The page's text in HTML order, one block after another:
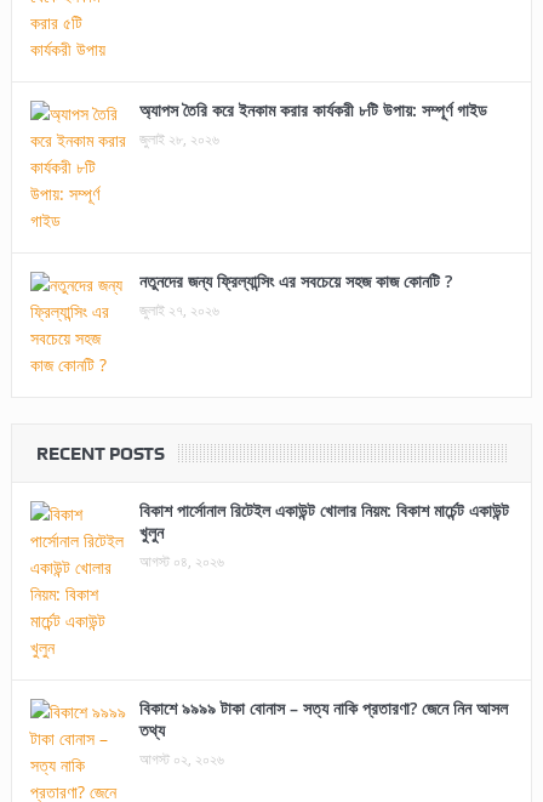
অ্যাপস তৈরি করে ইনকাম করার কার্যকরী ৮টি উপায়: সম্পূর্ণ গাইড
জুলাই ২৮, ২০২৬
নতুনদের জন্য ফ্রিল্যান্সিং এর সবচেয়ে সহজ কাজ কোনটি ?
জুলাই ২৭, ২০২৬
RECENT POSTS
বিকাশ পার্সোনাল রিটেইল একাউন্ট খোলার নিয়ম: বিকাশ মার্চেন্ট একাউন্ট
খুলুন
আগস্ট ০৪, ২০২৬
বিকাশে ৯৯৯৯ টাকা বোনাস – সত্য নাকি প্রতারণা? জেনে নিন আসল
তথ্য
আগস্ট ০২, ২০২৬